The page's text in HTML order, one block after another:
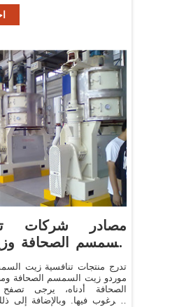
مصادر شركات
السمسم الصحافة
تدرج منتجات تنافسية زيت
موردو زيت السمسم الصحافة
الصحافة أدناه، يرجى تصفح
المرغوب فيها. وبالإضافة إلى